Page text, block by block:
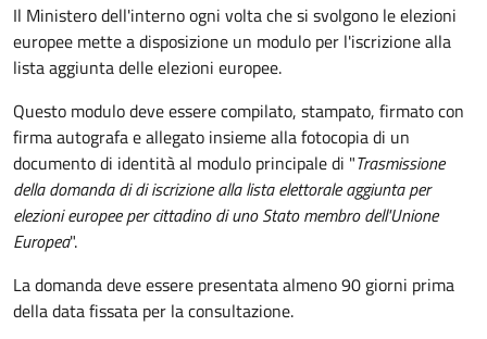
Il Ministero dell'interno ogni volta che si svolgono le elezioni
europee mette a disposizione un modulo per l'iscrizione alla
lista aggiunta delle elezioni europee.
Questo modulo deve essere compilato, stampato, firmato con
firma autografa e allegato insieme alla fotocopia di un
documento di identità al modulo principale di "Trasmissione
della domanda di di iscrizione alla lista elettorale aggiunta per
elezioni europee per cittadino di uno Stato membro dell'Unione
Europea".
La domanda deve essere presentata almeno 90 giorni prima
della data fissata per la consultazione.